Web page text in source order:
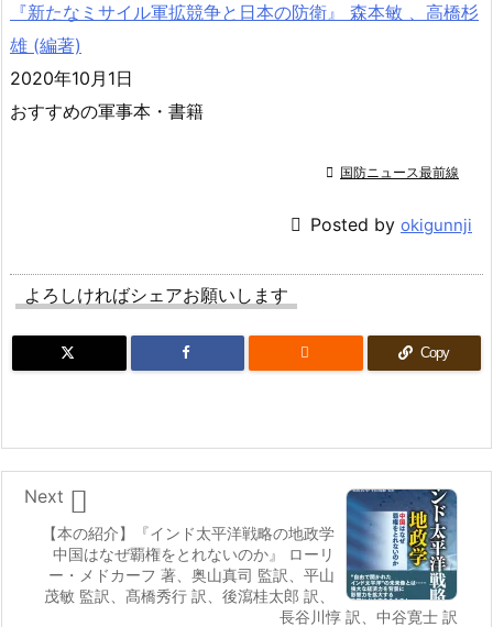
『新たなミサイル軍拡競争と日本の防衛』 森本敏 、高橋杉
雄 (編著)
2020年10月1日
おすすめの軍事本・書籍
 国防ニュース最前線
 Posted by okigunnji
よろしければシェアお願いします
 Copy
【本の紹介】『インド太平洋戦略の地政学
中国はなぜ覇権をとれないのか』 ローリ
ー・メドカーフ 著、奥山真司 監訳、平山
茂敏 監訳、髙橋秀行 訳、後瀉桂太郎 訳、
長谷川惇 訳、中谷寛士 訳

Next